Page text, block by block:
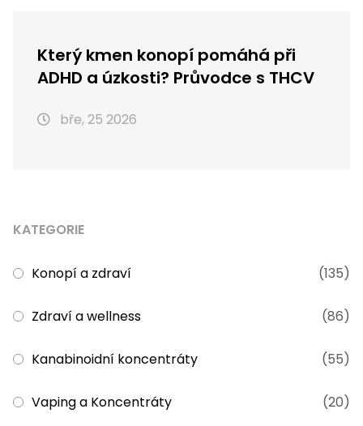
Který kmen konopí pomáhá při
ADHD a úzkosti? Průvodce s THCV
bře, 25 2026
KATEGORIE
Konopí a zdraví (135)
Zdraví a wellness (86)
Kanabinoidní koncentráty (55)
Vaping a Koncentráty (20)